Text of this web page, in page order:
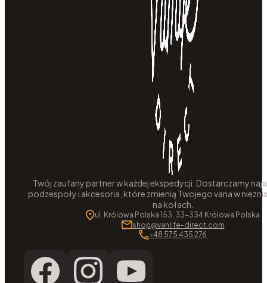
Twój zaufany partner w każdej ekspedycji. Dostarczamy
podzespoły i akcesoria, które zmienią Twojego vana w
na kołach.
ul. Królowa Polska 153, 33-334 Królowa Polska
shop@vanlife-direct.com
+48 575 435 276